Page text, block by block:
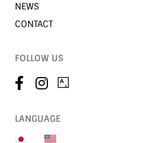
NEWS
CONTACT
FOLLOW US
LANGUAGE